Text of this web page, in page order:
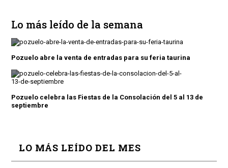
Lo más leído de la semana
Pozuelo abre la venta de entradas para su feria taurina
Pozuelo celebra las Fiestas de la Consolación del 5 al 13 de
septiembre
LO MÁS LEÍDO DEL MES